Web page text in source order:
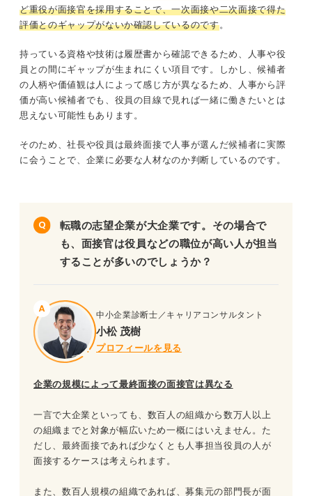
ど重役が面接官を採用することで、一次面接や二次面接で得た
評価とのギャップがないか確認しているのです。
持っている資格や技術は履歴書から確認できるため、人事や役
員との間にギャップが生まれにくい項目です。しかし、候補者
の人柄や価値観は人によって感じ方が異なるため、人事から評
価が高い候補者でも、役員の目線で見れば一緒に働きたいとは
思えない可能性もあります。
そのため、社長や役員は最終面接で人事が選んだ候補者に実際
に会うことで、企業に必要な人材なのか判断しているのです。
転職の志望企業が大企業です。その場合で
も、面接官は役員などの職位が高い人が担当
することが多いのでしょうか？
中小企業診断士／キャリアコンサルタント
小松 茂樹
プロフィールを見る
企業の規模によって最終面接の面接官は異なる
一言で大企業といっても、数百人の組織から数万人以上
の組織までと対象が幅広いため一概にはいえません。た
だし、最終面接であれば少なくとも人事担当役員の人が
面接するケースは考えられます。
また、数百人規模の組織であれば、募集元の部門長が面